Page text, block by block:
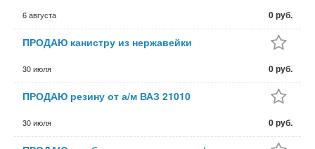
6 августа 0 руб.
ПРОДАЮ канистру из нержавейки
30 июля 0 руб.
ПРОДАЮ резину от а/м ВАЗ 21010
30 июля 0 руб.